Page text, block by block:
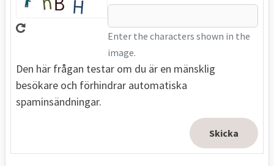
Enter the characters shown in the
image.
Den här frågan testar om du är en mänsklig
besökare och förhindrar automatiska
spaminsändningar.